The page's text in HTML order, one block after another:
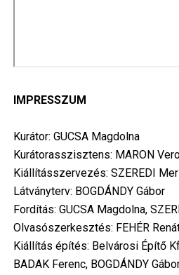
IMPRESSZUM
Kurátor: GUCSA Magdolna
Kurátorasszisztens: MARON
Kiállításszervezés: SZEREDI
Látványterv: BOGDÁNDY Gábor
Fordítás: GUCSA Magdolna,
Olvasószerkesztés: FEHÉR
Kiállítás építés: Belvárosi Építő
BADAK Ferenc, BOGDÁNDY